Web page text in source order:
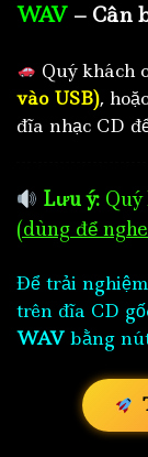
WAV – Cân
Quý khách
vào USB),
đĩa nhạc CD
Lưu ý:
(dùng để
Để trải
trên đĩa CD
WAV bằng